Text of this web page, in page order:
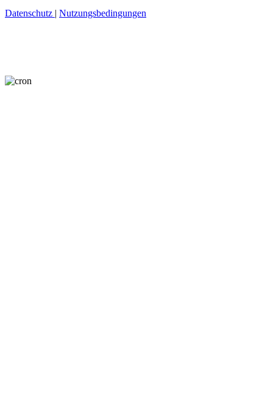
Datenschutz | Nutzungsbedingungen